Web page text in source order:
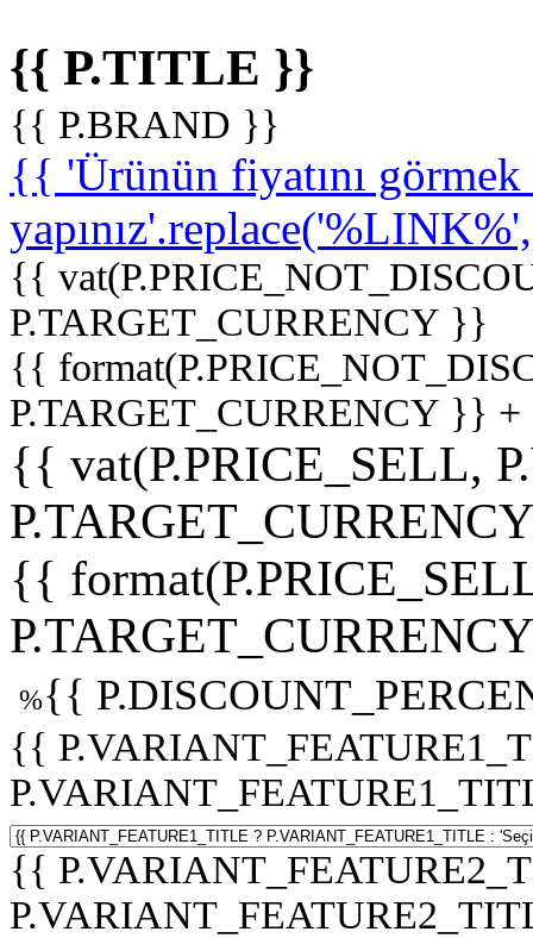
{{ P.TITLE }}
{{ P.BRAND }}
{{ 'Ürünün fiyatını
{{
P.TARGET_CURRENCY }}
{{
P.TARGET_CURRENCY }}
{{ vat(P.PRICE_SELL,
{{
%{{
{{
{{